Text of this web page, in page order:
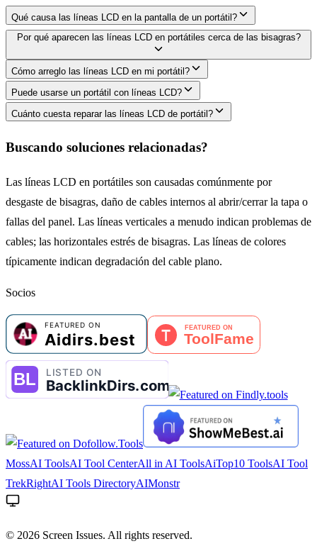
Qué causa las líneas LCD en la pantalla de un portátil?
Por qué aparecen las líneas LCD en portátiles cerca de las bisagras?
Cómo arreglo las líneas LCD en mi portátil?
Puede usarse un portátil con líneas LCD?
Cuánto cuesta reparar las líneas LCD de portátil?
Buscando soluciones relacionadas?
Las líneas LCD en portátiles son causadas comúnmente por
desgaste de bisagras, daño de cables internos al abrir/cerrar la tapa o
fallas del panel. Las líneas verticales a menudo indican problemas de
cables; las horizontales estrés de bisagras. Las líneas de colores
típicamente indican degradación del cable plano.
Socios
MossAI ToolsAI Tool CenterAll in AI ToolsAiTop10 ToolsAI Tool
TrekRightAI Tools DirectoryAIMonstr
© 2026 Screen Issues. All rights reserved.